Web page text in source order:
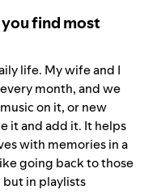
find most
life. My wife and I
month, and we
on it, or new
it and add it. It helps
with memories in a
going back to those
but in playlists